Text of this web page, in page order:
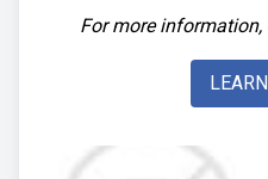
For more